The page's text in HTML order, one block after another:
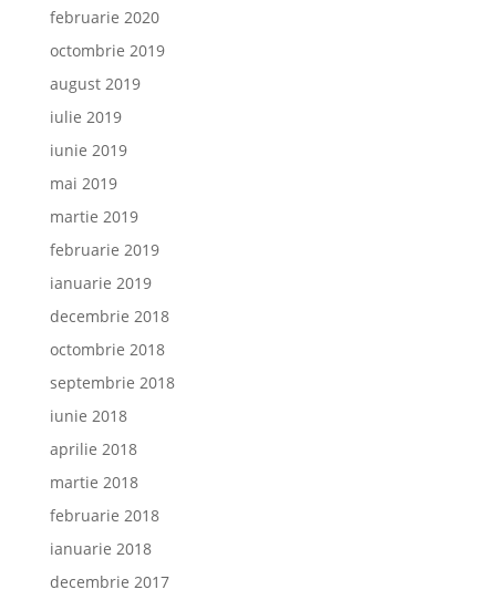
februarie 2020
octombrie 2019
august 2019
iulie 2019
iunie 2019
mai 2019
martie 2019
februarie 2019
ianuarie 2019
decembrie 2018
octombrie 2018
septembrie 2018
iunie 2018
aprilie 2018
martie 2018
februarie 2018
ianuarie 2018
decembrie 2017